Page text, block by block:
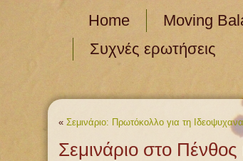
Home Moving
Συχνές ερωτήσεις
«Σεμινάριο: Πρωτόκολλο για τη
Σεμινάριο στο